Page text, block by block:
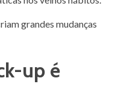
grandes mudanças
up é